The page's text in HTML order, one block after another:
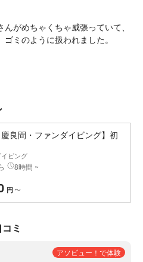
がめちゃくちゃ威張っていて、
ミのように扱われました。
慶良間・ファンダイビング】初
ビング
8時間 ~
円 〜
ミ
アソビュー！で体験